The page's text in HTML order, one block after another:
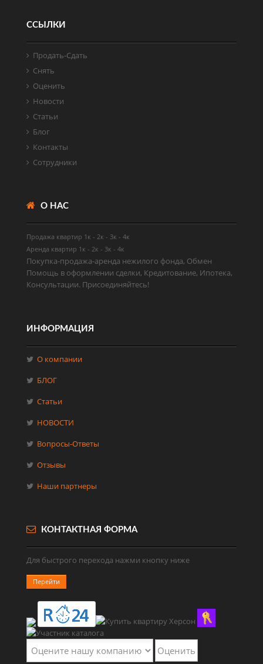
ССЫЛКИ
Продать-Cдать
Снять
Оценить
Новости
Статьи
Блог
Контакты
Сотрудники
О НАС
Продажа квартир 1к - 2к - 3к - 4к
Аренда квартир 1к - 2к - 3к - 4к
Покупка-продажа-аренда нежилого фонда, Обмен
Помощь в оформлении сделки, Кредитование, Ипотека,
Консультации. Присоединяйтесь!
ИНФОРМАЦИЯ
О компании
БЛОГ
Статьи
НОВОСТИ
Вопросы-Ответы
Отзывы
Наши партнеры
КОНТАКТНАЯ ФОРМА
Для быстрого перехода нажми кнопку ниже
Перейти